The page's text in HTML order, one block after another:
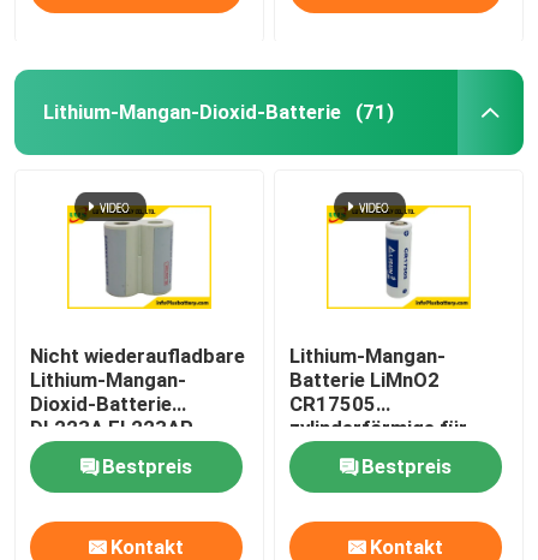
Lithium-Mangan-Dioxid-Batterie (71)
Nicht wiederaufladbare
Lithium-Mangan-
Dioxid-Batterie
DL223A EL223AP
Bestpreis
Kontakt
Lithium-Mangan-
Batterie LiMnO2
CR17505
zylinderförmige für
Wasser-Gaszähler
Bestpreis
Kontakt